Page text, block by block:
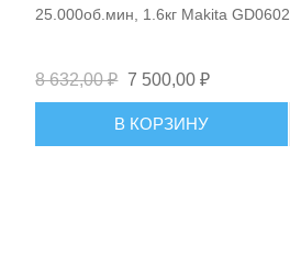
25.000об.мин, 1.6кг Makita GD0602
8 632,00 ₽ 7 500,00 ₽
В КОРЗИНУ